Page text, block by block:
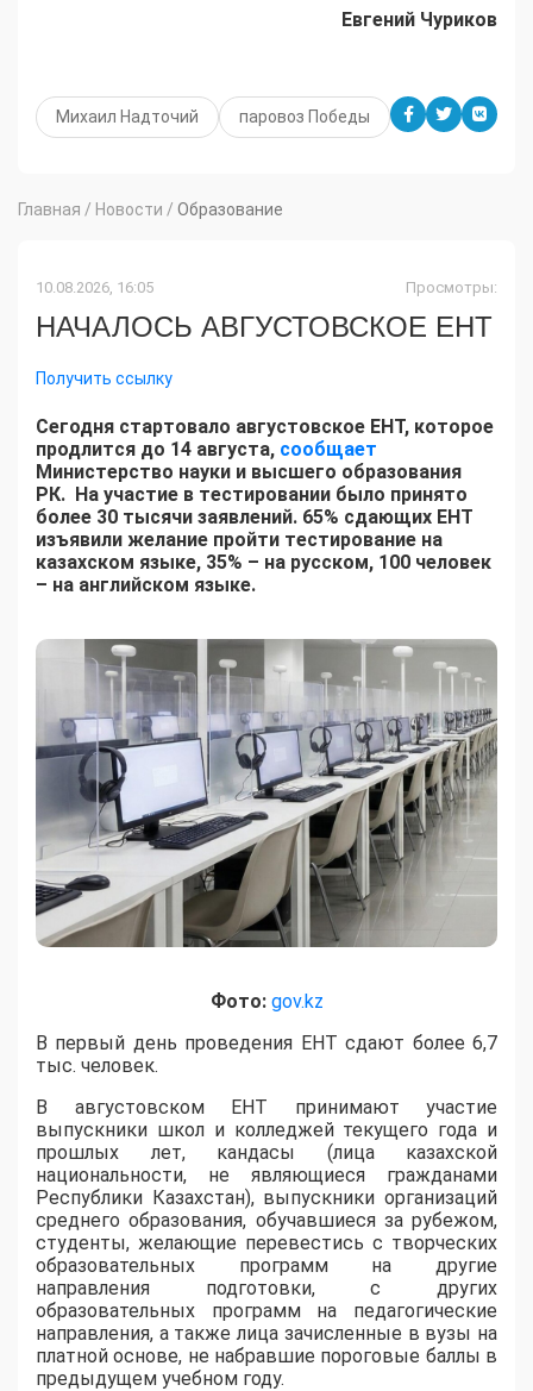
Евгений Чуриков
Михаил Надточий паровоз Победы
Главная / Новости / Образование
10.08.2026, 16:05 Просмотры:
НАЧАЛОСЬ АВГУСТОВСКОЕ ЕНТ
Получить ссылку
Сегодня стартовало августовское ЕНТ, которое
продлится до 14 августа, сообщает
Министерство науки и высшего образования
РК. На участие в тестировании было принято
более 30 тысячи заявлений. 65% сдающих ЕНТ
изъявили желание пройти тестирование на
казахском языке, 35% – на русском, 100 человек
– на английском языке.
Фото: gov.kz
В первый день проведения ЕНТ сдают более 6,7
тыс. человек.
В августовском ЕНТ принимают участие
выпускники школ и колледжей текущего года и
прошлых лет, кандасы (лица казахской
национальности, не являющиеся гражданами
Республики Казахстан), выпускники организаций
среднего образования, обучавшиеся за рубежом,
студенты, желающие перевестись с творческих
образовательных программ на другие
направления подготовки, с других
образовательных программ на педагогические
направления, а также лица зачисленные в вузы на
платной основе, не набравшие пороговые баллы в
предыдущем учебном году.